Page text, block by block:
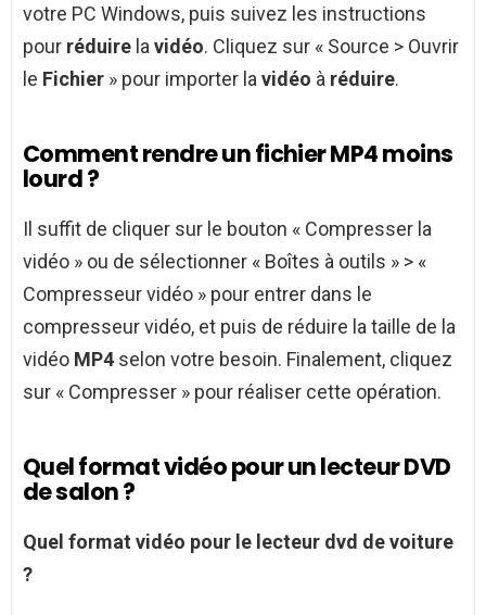
votre PC Windows, puis suivez les instructions
pour réduire la vidéo. Cliquez sur « Source > Ouvrir
le Fichier » pour importer la vidéo à réduire.
Comment rendre un fichier MP4 moins
lourd ?
Il suffit de cliquer sur le bouton « Compresser la
vidéo » ou de sélectionner « Boîtes à outils » > «
Compresseur vidéo » pour entrer dans le
compresseur vidéo, et puis de réduire la taille de la
vidéo MP4 selon votre besoin. Finalement, cliquez
sur « Compresser » pour réaliser cette opération.
Quel format vidéo pour un lecteur DVD
de salon ?
Quel format vidéo pour le lecteur dvd de voiture
?